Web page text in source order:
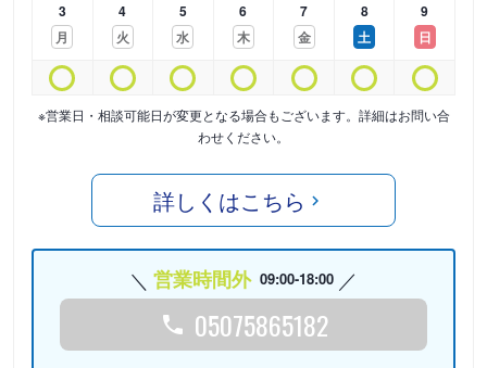
3
月
4
火
5
水
6
木
7
金
8
土
9
日
※営業日・相談可能日が変更となる場合もございます。詳細はお問い合
わせください。
詳しくはこちら
営業時間外 09:00-18:00
05075865182